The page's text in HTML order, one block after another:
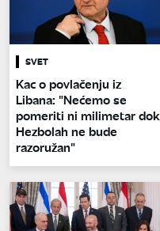
SVET
Kac o povlačenju iz
Libana: "Nećemo se
pomeriti ni milimetar dok
Hezbolah ne bude
razoružan"